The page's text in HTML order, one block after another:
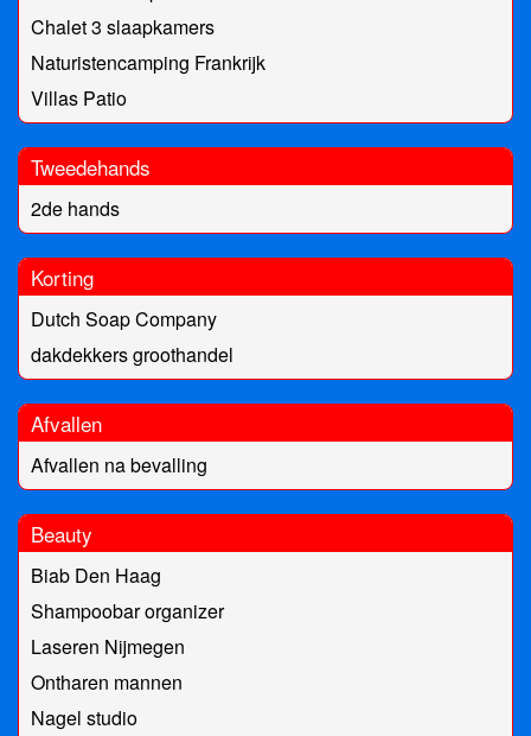
Chalet 3 slaapkamers
Naturistencamping Frankrijk
Villas Patio
Tweedehands
2de hands
Korting
Dutch Soap Company
dakdekkers groothandel
Afvallen
Afvallen na bevalling
Beauty
Biab Den Haag
Shampoobar organizer
Laseren Nijmegen
Ontharen mannen
Nagel studio